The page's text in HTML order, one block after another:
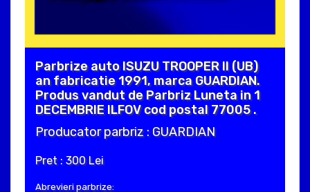
Parbrize auto ISUZU TROOPER II (UB)
an fabricatie 1991, marca GUARDIAN.
Produs vandut de Parbriz Luneta in 1
DECEMBRIE ILFOV cod postal 77005 .
Producator parbriz : GUARDIAN
Pret : 300 Lei
Abrevieri parbrize: